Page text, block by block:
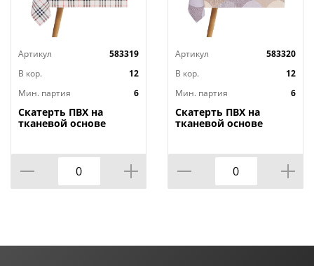
Артикул
583319
В кор.
12
Мин. партия
6
Скатерть ПВХ на
тканевой основе
Артикул
583320
В кор.
12
Мин. партия
6
Скатерть ПВХ на
тканевой основе